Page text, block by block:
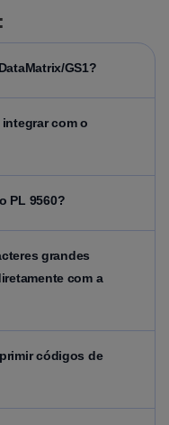
:
GS1?
com o
PL 9560?
grandes
com a
códigos de